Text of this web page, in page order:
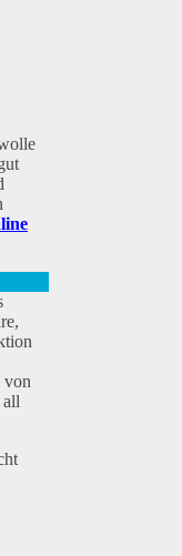
von